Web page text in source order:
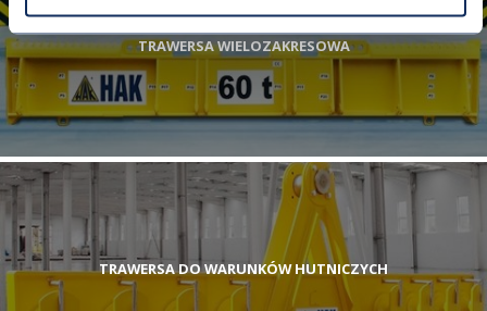
TRAWERSA WIELOZAKRESOWA
TRAWERSA DO WARUNKÓW HUTNICZYCH